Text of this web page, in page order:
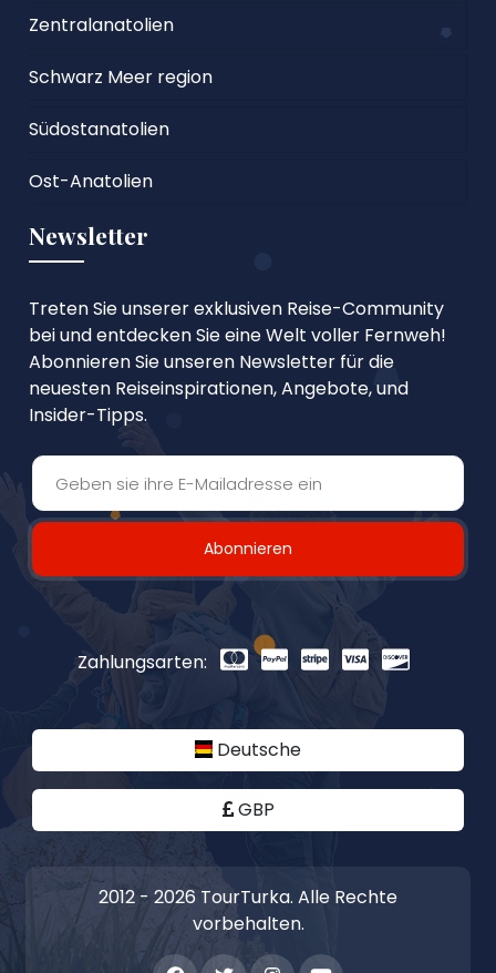
Zentralanatolien
Schwarz Meer region
Südostanatolien
Ost-Anatolien
Newsletter
Treten Sie unserer exklusiven Reise-Community
bei und entdecken Sie eine Welt voller Fernweh!
Abonnieren Sie unseren Newsletter für die
neuesten Reiseinspirationen, Angebote, und
Insider-Tipps.
Abonnieren
Zahlungsarten:
Deutsche
GBP
2012 - 2026 TourTurka. Alle Rechte
vorbehalten.